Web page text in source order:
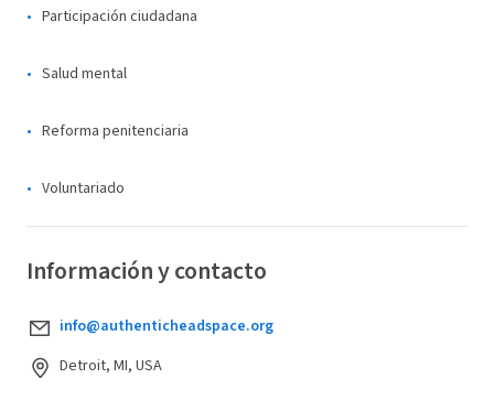
Participación ciudadana
Salud mental
Reforma penitenciaria
Voluntariado
Información y contacto
info@authenticheadspace.org
Detroit, MI, USA